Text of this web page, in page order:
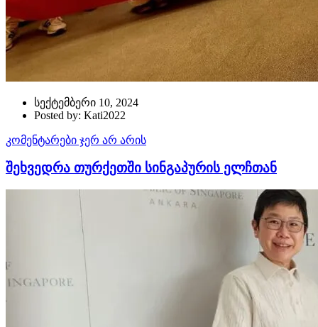
სექტემბერი 10, 2024
Posted by: Kati2022
კომენტარები ჯერ არ არის
შეხვედრა თურქეთში სინგაპურის ელჩთან